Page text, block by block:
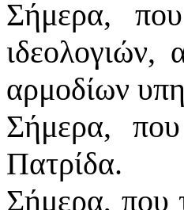
Σήμερα,
ιδεολογιών,
αρμοδίων
Σήμερα,
Πατρίδα.
Σήμερα, που